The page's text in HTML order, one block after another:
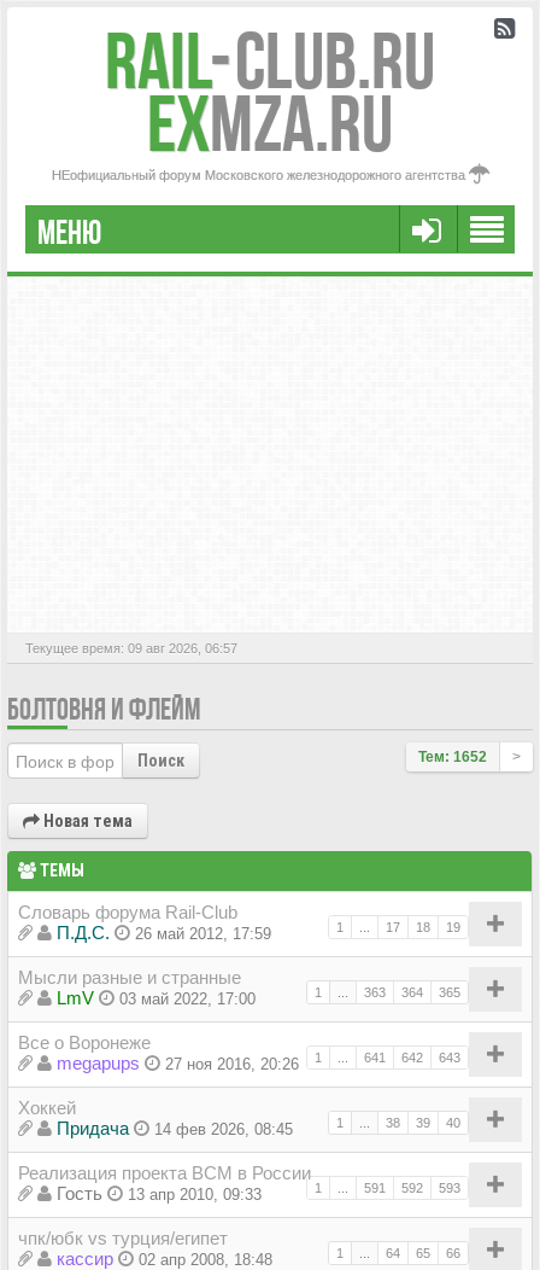
Rail-Club.RU
exMZA.RU
НЕофициальный форум Московского железнодорожного агентства
МЕНЮ
РЕГИСТРАЦИЯ
Текущее время: 09 авг 2026, 06:57
БОЛТОВНЯ И ФЛЕЙМ
Поиск Тем: 1652 >
Новая тема
ТЕМЫ
Словарь форума Rail-Club
1 17 18 19
П.Д.С. 26 май 2012, 17:59
Мысли разные и странные
1 363 364 365
LmV 03 май 2022, 17:00
Все о Воронеже
1 641 642 643
megapups 27 ноя 2016, 20:26
Хоккей
1 38 39 40
Придача 14 фев 2026, 08:45
Реализация проекта ВСМ в России
1 591 592 593
Гость 13 апр 2010, 09:33
чпк/юбк vs турция/египет
1 64 65 66
кассир 02 апр 2008, 18:48